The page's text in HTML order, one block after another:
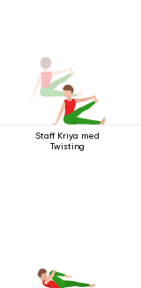
Staff Kriya med
Twisting